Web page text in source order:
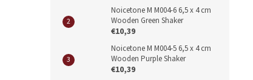
Noicetone M M004-6 6,5 x 4 cm
Wooden Green Shaker
€10,39
Noicetone M M004-5 6,5 x 4 cm
Wooden Purple Shaker
€10,39